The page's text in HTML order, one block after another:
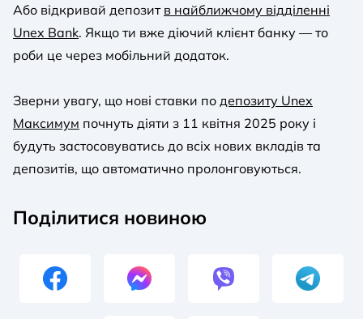
Або відкривай депозит в найближчому відділенні
Unex Bank. Якщо ти вже діючий клієнт банку — то
роби це через мобільний додаток.
Зверни увагу, що нові ставки по депозиту Unex
Максимум почнуть діяти з 11 квітня 2025 року і
будуть застосовуватись до всіх нових вкладів та
депозитів, що автоматично пролонговуються.
Поділитися новиною